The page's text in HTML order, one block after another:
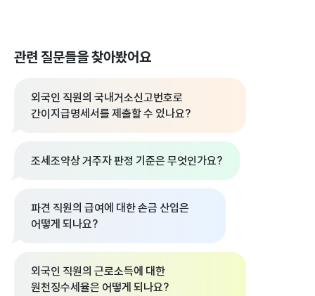
관련 질문들을 찾아봤어요
외국인 직원의 국내거소신고번호로
간이지급명세서를 제출할 수 있나요?
조세조약상 거주자 판정 기준은 무엇인가요?
파견 직원의 급여에 대한 손금 산입은
어떻게 되나요?
외국인 직원의 근로소득에 대한
원천징수세율은 어떻게 되나요?